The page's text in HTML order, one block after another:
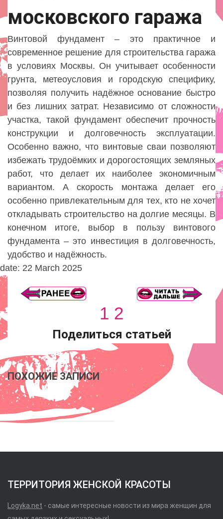
московского гаража
Винтовой фундамент – это практичное и
современное решение для строительства гаража
в условиях Москвы. Он учитывает особенности
грунта, метеоусловия и городскую специфику,
позволяя получить надёжное основание быстро
и без лишних затрат. Независимо от сложности
участка, такой фундамент обеспечит прочность
конструкции и долговечность эксплуатации.
Особенно важно, что винтовые сваи позволяют
избежать трудоёмких и дорогостоящих земляных
работ, что делает их наиболее экономичным
вариантом. А скорость монтажа делает его
особенно привлекательным для тех, кто не хочет
откладывать строительство на долгие месяцы. В
конечном итоге, выбор в пользу винтового
фундамента – это инвестиция в долговечность,
удобство и надёжность.
date: 22 March 2025
1 2
Поделиться статьей
ПОХОЖИЕ ЗАПИСИ
ТЕРРИТОРИЯ ЖЕНСКОЙ КРАСОТЫ
Logyka.net - самые интересные новости из мира женщин для